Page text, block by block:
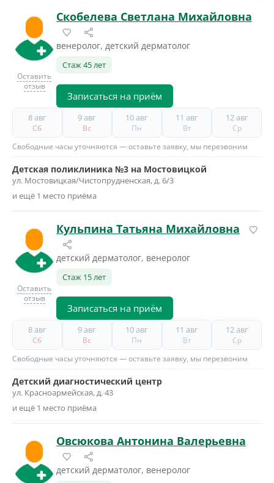
Оставить
отзыв
Скобелева Светлана Михайловна
венеролог, детский дерматолог
Стаж 45 лет
Записаться на приём
8 авг
Сб
9 авг
Вс
10 авг
Пн
11 авг
Вт
12 авг
Ср
Свободные часы уточняются — оставьте заявку, мы перезвоним
Детская поликлиника №3 на Мостовицкой
ул. Мостовицкая/Чистопрудненская, д. 6/3
и ещё 1 место приёма
Оставить
отзыв
Кульпина Татьяна Михайловна
детский дерматолог, венеролог
Стаж 15 лет
Записаться на приём
8 авг
Сб
9 авг
Вс
10 авг
Пн
11 авг
Вт
12 авг
Ср
Свободные часы уточняются — оставьте заявку, мы перезвоним
Детский диагностический центр
ул. Красноармейская, д. 43
и ещё 1 место приёма
Овсюкова Антонина Валерьевна
детский дерматолог, венеролог